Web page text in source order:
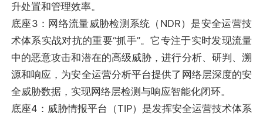
升处置和管理效率。
底座3：网络流量威胁检测系统（NDR）是安全运营技
术体系实战对抗的重要“抓手”。它专注于实时发现流量
中的恶意攻击和潜在的高级威胁，进行分析、研判、溯
源和响应，为安全运营分析平台提供了网络层深度的安
全威胁数据，实现网络层检测与响应智能化闭环。
底座4：威胁情报平台（TIP）是发挥安全运营技术体系